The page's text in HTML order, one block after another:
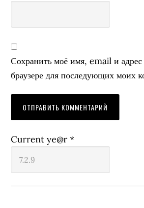
Сохранить моё имя, email и адрес
браузере для последующих моих
Current ye@r*